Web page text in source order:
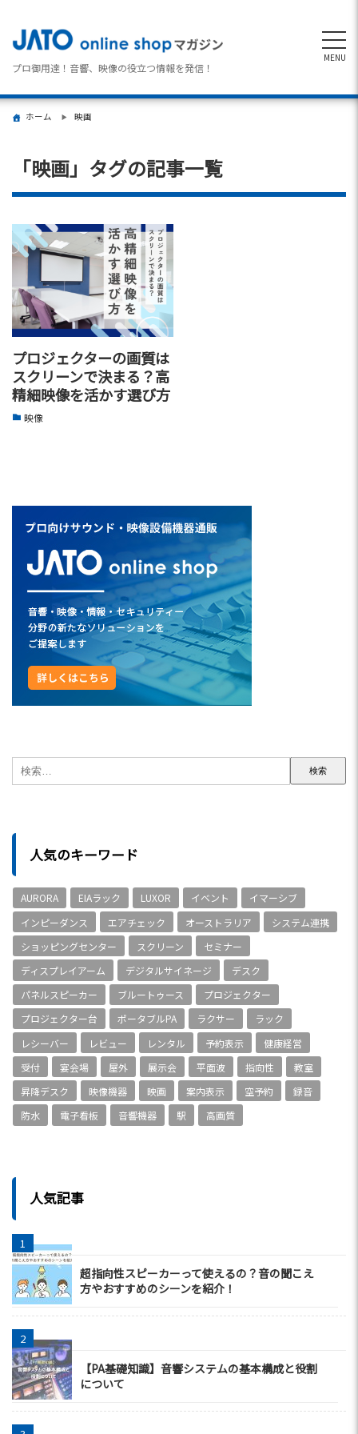
プロ御用達！音響、映像の役立つ情報を発信！
MENU
ホーム 映画
「映画」タグの記事一覧
プロジェクターの画質は
スクリーンで決まる？高
精細映像を活かす選び方
映像
人気のキーワード
AURORA EIAラック LUXOR イベント
イマーシブ
インピーダンス
エアチェック オーストラリア
システム連携
ショッピングセンター
スクリーン
セミナー
ディスプレイアーム
デジタルサイネージ
デスク
パネルスピーカー
ブルートゥース
プロジェクター
プロジェクター台
ポータブルPA ラクサー
ラック
レシーバー
レビュー レンタル 予約表示
健康経営
受付
宴会場 屋外 展示会 平面波 指向性
教室
昇降デスク
映像機器 映画 案内表示 空予約
録音
防水
電子看板 音響機器 駅 高画質
人気記事
超指向性スピーカーって使えるの？音の聞こえ
方やおすすめのシーンを紹介！
【PA基礎知識】音響システムの基本構成と役割
について